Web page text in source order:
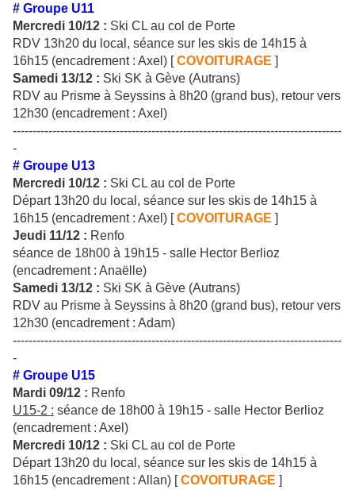
# Groupe U11
Mercredi 10/12 : Ski CL au col de Porte
RDV 13h20 du local, séance sur les skis de 14h15 à
16h15 (encadrement : Axel) [COVOITURAGE ]
Samedi 13/12 : Ski SK à Gève (Autrans)
RDV au Prisme à Seyssins à 8h20 (grand bus), retour vers
12h30 (encadrement : Axel)
-----------------------------------------------------------------------------------
-
# Groupe U13
Mercredi 10/12 : Ski CL au col de Porte
Départ 13h20 du local, séance sur les skis de 14h15 à
16h15 (encadrement : Axel) [COVOITURAGE ]
Jeudi 11/12 : Renfo
séance de 18h00 à 19h15 - salle Hector Berlioz
(encadrement : Anaëlle)
Samedi 13/12 : Ski SK à Gève (Autrans)
RDV au Prisme à Seyssins à 8h20 (grand bus), retour vers
12h30 (encadrement : Adam)
-----------------------------------------------------------------------------------
-
# Groupe U15
Mardi 09/12 : Renfo
U15-2 : séance de 18h00 à 19h15 - salle Hector Berlioz
(encadrement : Axel)
Mercredi 10/12 : Ski CL au col de Porte
Départ 13h20 du local, séance sur les skis de 14h15 à
16h15 (encadrement : Allan) [COVOITURAGE ]